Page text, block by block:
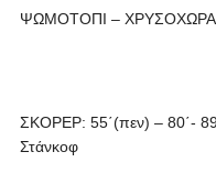
ΨΩΜΟΤΟΠΙ –
ΣΚΟΡΕΡ: 55΄(πεν) – 80΄-
Στάνκοφ